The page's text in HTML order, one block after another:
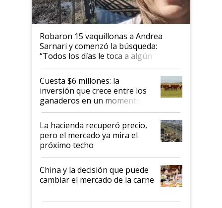
Robaron 15 vaquillonas a Andrea
Sarnari y comenzó la búsqueda:
“Todos los días le toca a algún
productor”
Cuesta $6 millones: la
inversión que crece entre los
ganaderos en un momento
histórico para la actividad
La hacienda recuperó precio,
pero el mercado ya mira el
próximo techo
China y la decisión que puede
cambiar el mercado de la carne